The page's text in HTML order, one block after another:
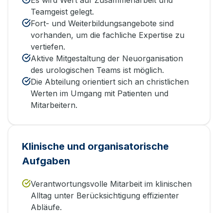
Teamgeist gelegt.
Fort- und Weiterbildungsangebote sind
vorhanden, um die fachliche Expertise zu
vertiefen.
Aktive Mitgestaltung der Neuorganisation
des urologischen Teams ist möglich.
Die Abteilung orientiert sich an christlichen
Werten im Umgang mit Patienten und
Mitarbeitern.
Klinische und organisatorische
Aufgaben
Verantwortungsvolle Mitarbeit im klinischen
Alltag unter Berücksichtigung effizienter
Abläufe.